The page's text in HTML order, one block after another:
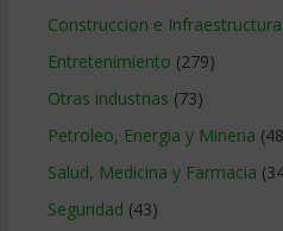
Construccion e Infraestructura
Entretenimiento (279)
Otras industrias (73)
Petroleo, Energia y Mineria
Salud, Medicina y Farmacia
Seguridad (43)